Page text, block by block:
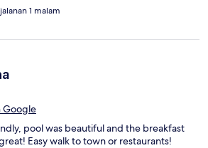
1 malam
Google
pool was beautiful and the breakfast
Easy walk to town or restaurants!